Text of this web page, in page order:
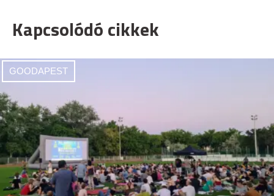
Kapcsolódó cikkek
GOODAPEST